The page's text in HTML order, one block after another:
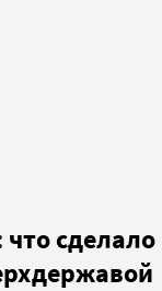
сделало